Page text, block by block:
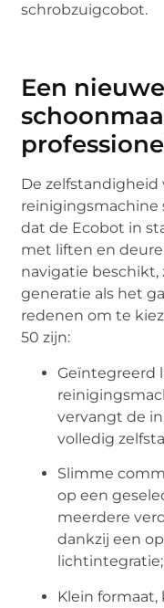
schrobzuigcobot.
Een
De zelfstandigheid
reinigingsmachine
dat de Ecobot in
met liften en
navigatie
generatie als het
redenen om te
50 zijn:
Geïntegreerd
vervangt de
volledig
Slimme
op een
meerdere
dankzij een
lichtintegratie;
Klein